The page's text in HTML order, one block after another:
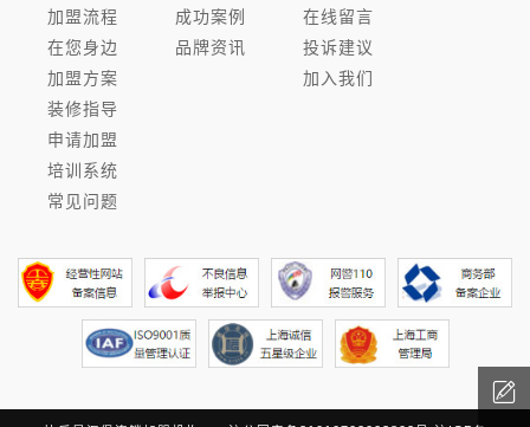
加盟流程
在您身边
加盟方案
装修指导
申请加盟
培训系统
常见问题
成功案例
品牌资讯
在线留言
投诉建议
加入我们